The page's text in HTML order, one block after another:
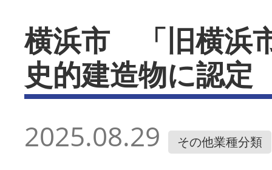
横浜市 「旧横浜
史的建造物に認定
2025.08.29 その他業種分類